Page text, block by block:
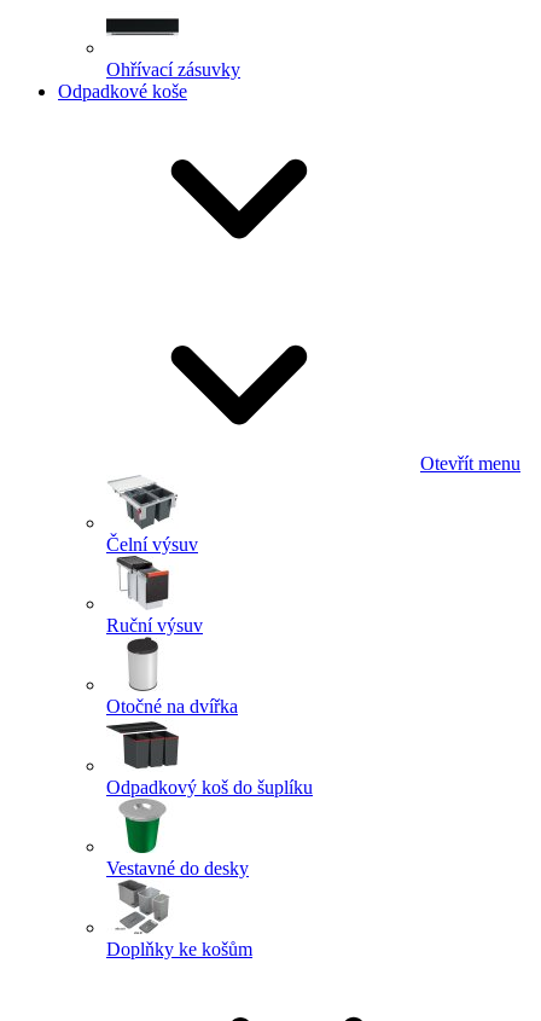
Ohřívací zásuvky
Odpadkové koše
Otevřít menu
Čelní výsuv
Ruční výsuv
Otočné na dvířka
Odpadkový koš do šuplíku
Vestavné do desky
Doplňky ke košům